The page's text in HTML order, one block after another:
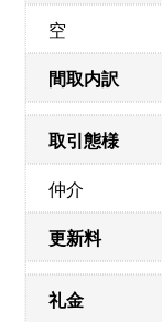
空
間取内訳
取引態様
仲介
更新料
礼金